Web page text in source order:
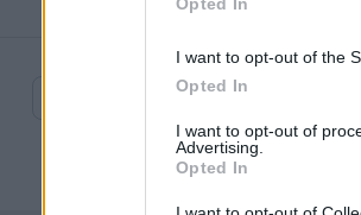
I want to opt-out of the
Opted In
I want to opt-out of
Advertising.
Opted In